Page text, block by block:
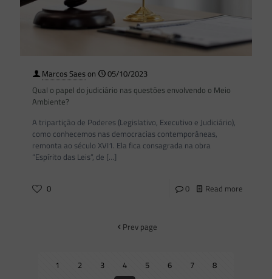
Marcos Saeson
05/10/2023
Qual o papel do judiciário nas questões envolvendo o Meio
Ambiente?
A tripartição de Poderes (Legislativo, Executivo e Judiciário),
como conhecemos nas democracias contemporâneas,
remonta ao século XVI1. Ela fica consagrada na obra
“Espírito das Leis”, de […]
0 0 Read more
Prev page
1 2 3 4 5 6 7
8